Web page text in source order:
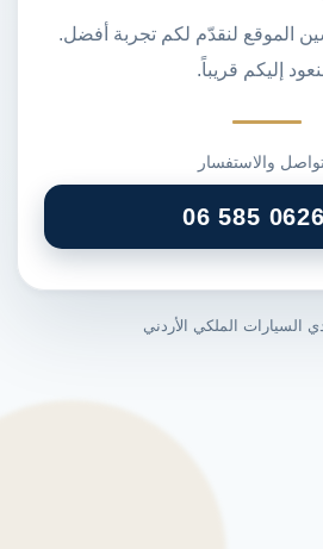
الموقع لنقدّم لكم تجربة أفضل.
إليكم قريباً.
والاستفسار
06 585 0626
السيارات الملكي الأردني